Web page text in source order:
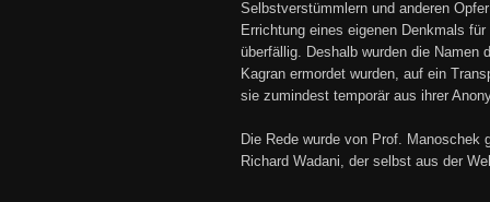
Selbstverstümmlern und anderen
Errichtung eines eigenen Denkmals
überfällig. Deshalb wurden die Namen
Kagran ermordet wurden, auf ein
sie zumindest temporär aus ihrer
Die Rede wurde von Prof. Manoschek
Richard Wadani, der selbst aus der